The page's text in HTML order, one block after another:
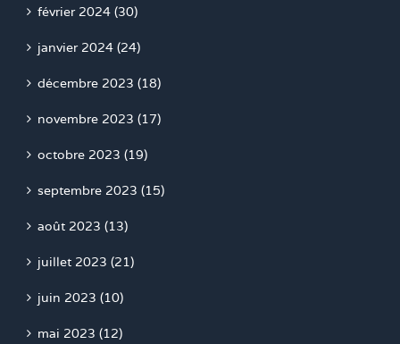
février 2024 (30)
janvier 2024 (24)
décembre 2023 (18)
novembre 2023 (17)
octobre 2023 (19)
septembre 2023 (15)
août 2023 (13)
juillet 2023 (21)
juin 2023 (10)
mai 2023 (12)